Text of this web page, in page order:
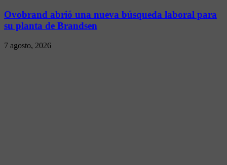
Ovobrand abrió una nueva búsqueda laboral para
su planta de Brandsen
7 agosto, 2026